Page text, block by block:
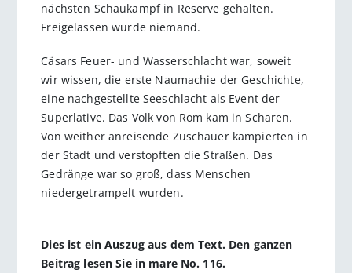
nächsten Schaukampf in Reserve gehalten.
Freigelassen wurde niemand.
Cäsars Feuer- und Wasserschlacht war, soweit
wir wissen, die erste Naumachie der Geschichte,
eine nachgestellte Seeschlacht als Event der
Superlative. Das Volk von Rom kam in Scharen.
Von weither anreisende Zuschauer kampierten in
der Stadt und verstopften die Straßen. Das
Gedränge war so groß, dass Menschen
niedergetrampelt wurden.
Dies ist ein Auszug aus dem Text. Den ganzen
Beitrag lesen Sie in mare No. 116.